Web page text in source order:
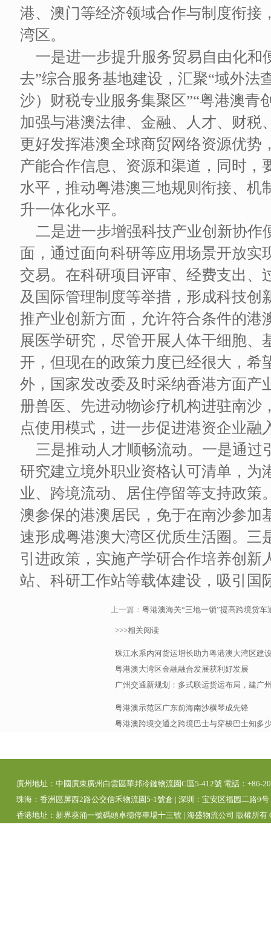
港、澳门等经济领域合作与制度衔接
湾区。
一是进一步提升服务贸易自由化和
去”综合服务基地建设，汇聚“域外法
沙）财税专业服务集聚区”“粤港澳青
加强与港澳法律、金融、人才、财税
更好发挥港澳全球商贸网络资源优势
产能合作信息、资源和渠道，同时，
水平，推动粤港澳三地规则衔接、机
升一体化水平。
二是进一步增强科技产业创新协作
面，通过面向科研等应用场景开放实
交易。在科研项目评审、经费支出、
及国际管理制度等举措，形成科技创
推产业创新方面，允许符合条件的港
展医学研究，尽管开展人体干细胞、
开，但现在的政策力度已经很大，希
外，国家发改委及时采纳香港方面产
册兽医、先进动物诊疗机构进驻南沙
点使用模式，进一步促进港资企业融
三是推动人才顺畅流动。一是通
研究建立境外职业资格认可清单，为
业、跨境流动、居住停留等支持政策
澳参保的港澳居民，免于在南沙参加
速形成粤港澳大湾区优质生活圈。三
引进政策，实施产学研合作培养创新
站、科研工作站等载体建设，吸引国
上一篇：粤港澳海关“三地一锁”提高跨境货车
>>>相关阅读
珠江水系内河货运增长助力粤港澳大湾区建
粤港澳大湾区金融融合发展获利好发展
广州交通新规划：多式联运货运布局，建广
粤港澳示范区广东前海南沙横琴成先锋
粤港澳跨境交通之跨境巴士与穿梭巴士知多
廣州地址：中國廣東廣州白雲區華邦冷鏈物流園C區5-412號 電話：+86-
珠海：香洲區屏西2路公交信禾物流園5-1號倉 | 深圳：宝安区福园二路9
香港地址：新界葵涌一號碼頭卓德停車場十三號 | 海盛物流公司 版權所有